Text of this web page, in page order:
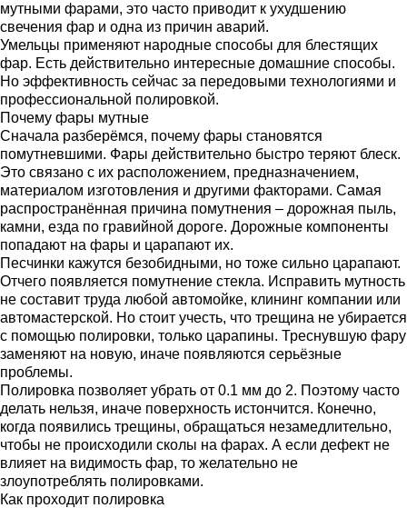
мутными фарами, это часто приводит к ухудшению
свечения фар и одна из причин аварий.
Умельцы применяют народные способы для блестящих
фар. Есть действительно интересные домашние способы.
Но эффективность сейчас за передовыми технологиями и
профессиональной полировкой.
Почему фары мутные
Сначала разберёмся, почему фары становятся
помутневшими. Фары действительно быстро теряют блеск.
Это связано с их расположением, предназначением,
материалом изготовления и другими факторами. Самая
распространённая причина помутнения – дорожная пыль,
камни, езда по гравийной дороге. Дорожные компоненты
попадают на фары и царапают их.
Песчинки кажутся безобидными, но тоже сильно царапают.
Отчего появляется помутнение стекла. Исправить мутность
не составит труда любой автомойке, клининг компании или
автомастерской. Но стоит учесть, что трещина не убирается
с помощью полировки, только царапины. Треснувшую фару
заменяют на новую, иначе появляются серьёзные
проблемы.
Полировка позволяет убрать от 0.1 мм до 2. Поэтому часто
делать нельзя, иначе поверхность истончится. Конечно,
когда появились трещины, обращаться незамедлительно,
чтобы не происходили сколы на фарах. А если дефект не
влияет на видимость фар, то желательно не
злоупотреблять полировками.
Как проходит полировка